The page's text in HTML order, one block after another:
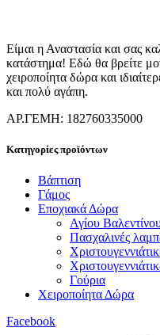
Είμαι η Αναστασία και σας
κατάστημα! Εδώ θα βρείτε
χειροποίητα δώρα και
και πολύ αγάπη.
ΑΡ.ΓΕΜΗ: 182760335000
Κατηγορίες προϊόντων
Βάπτιση
Γάμος
Εποχιακά Δώρα
Αγίου
Πασχαλινές
Γούρια
Χειροποίητα Δώρα
Facebook